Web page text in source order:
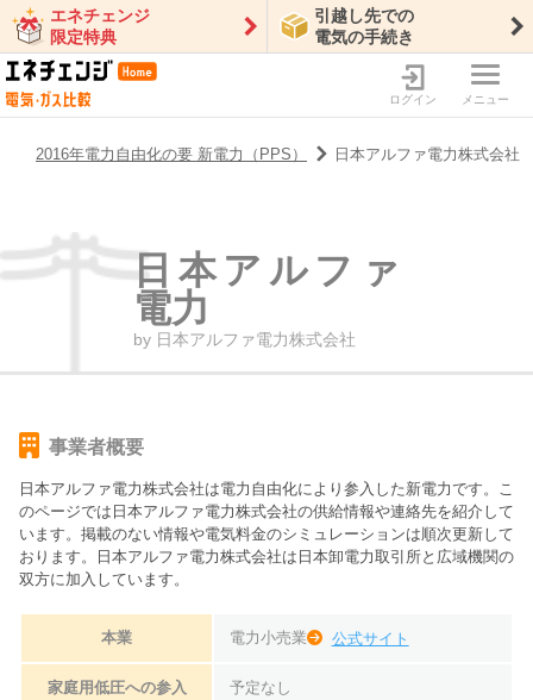
エネチェンジ
限定特典
引越し先での
電気の手続き
ログイン メニュー
2016年電力自由化の要 新電力（PPS） 日本アルファ電力株式会社
日本アルファ
電力
by 日本アルファ電力株式会社
事業者概要
日本アルファ電力株式会社は電力自由化により参入した新電力です。こ
のページでは 日本アルファ電力株式会社の供給情報や連絡先を紹介して
います。掲載のない情報や電気料金のシミュレーションは順次更新して
おります。
日本アルファ電力株式会社は日本卸電力取引所と広域機関の
双方に加入しています。
本業 電力小売業 公式サイト
家庭用低圧への参入 予定なし